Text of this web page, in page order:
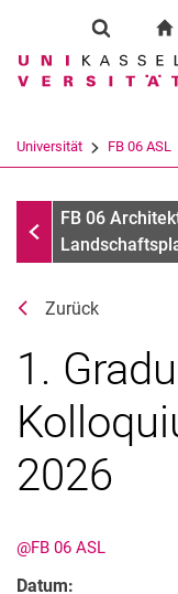
Suchbegriff
Universität FB 06 ASL
Infothek
FB 06
Zurück
1.
2026
@FB 06 ASL
Datum: